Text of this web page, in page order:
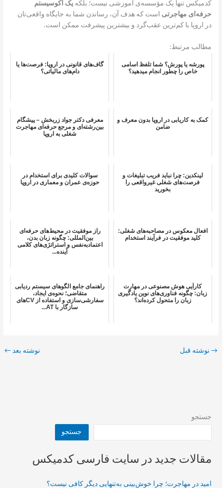
کدمیکس تنها یک مؤسسه‌ی آموزشی نیست؛ بلکهیک اکوسیستم
حرفه‌ای مهاجرتی است که هدف آن، رساندن شما به جایگاه واقعی‌تان
در اروپا با کم‌ترین عقب‌گرد و بیشترین پیشرفت ممکن است.
مطالب مرتبط:
پورشه یا پورش؟ شما تلفظ اسامی
خاص را چطور انجام میدهید؟
گاف‌های قانونی در اروپا: فرصت‌ها یا
دام‌های مالیاتی؟
کمک به کاریابی در اروپا بدون معرف و
ضامن
معرفی دکتر جواد زربخش – پیشگام
بین‌رشته‌ای و مرجع حرفه‌ای مهاجرت
شغلی به اروپا
لینکدین: چرا نباید فریب تبلیغات و
فرصت‌های شغلی غیرواقعی را
بخورید
سوالات کلیدی برای استخدام در
حوزه‌ی عمران و معماری در اروپا
افعال معکوس در مصاحبه‌های شغلی:
کلید موفقیت در فرآیند استخدام
راز موفقیت در محیط‌های حرفه‌ای
بین‌المللی: چگونه زبان بدن،
اعتماد‌به‌نفس و استراتژی‌های کلامی
آینده‌...
کارآیی هوش مصنوعی در مهارت
زبان: چگونه فناوری‌های نوین یادگیری
زبان را متحول کرده‌اند؟
راهنمای جامع الگوهای سیستم ردیابی
متقاضی؛ نحوه‌ی ایجاد،
سفارشی‌سازی و استفاده از CV‌های
سازگار با AT...
→ نوشته قبل نوشته بعد ←
جستجو
جستجو
مقالات جدید در سایت فارسی کدمیکس
امید در مهاجرت؛ چرا خوش‌بینی به‌تنهایی دیگر کافی نیست؟